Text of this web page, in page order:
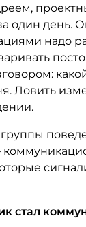
один день.
надо
Ловить
стал